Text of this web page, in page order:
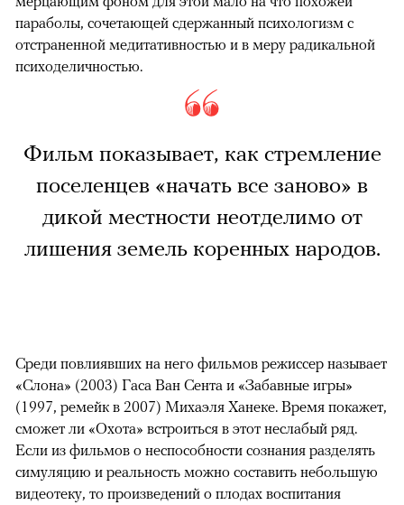
параболы, сочетающей сдержанный психологизм с
отстраненной медитативностью и в меру радикальной
психоделичностью.
Фильм показывает, как стремление
поселенцев «начать все заново» в
дикой местности неотделимо от
лишения земель коренных народов.
Среди повлиявших на него фильмов режиссер называет
«Слона» (2003) Гаса Ван Сента и «Забавные игры»
(1997, ремейк в 2007) Михаэля Ханеке. Время покажет,
сможет ли «Охота» встроиться в этот неслабый ряд.
Если из фильмов о неспособности сознания разделять
симуляцию и реальность можно составить небольшую
видеотеку, то произведений о плодах воспитания